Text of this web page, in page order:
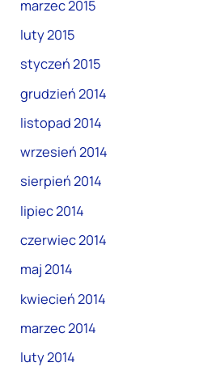
marzec 2015
luty 2015
styczeń 2015
grudzień 2014
listopad 2014
wrzesień 2014
sierpień 2014
lipiec 2014
czerwiec 2014
maj 2014
kwiecień 2014
marzec 2014
luty 2014